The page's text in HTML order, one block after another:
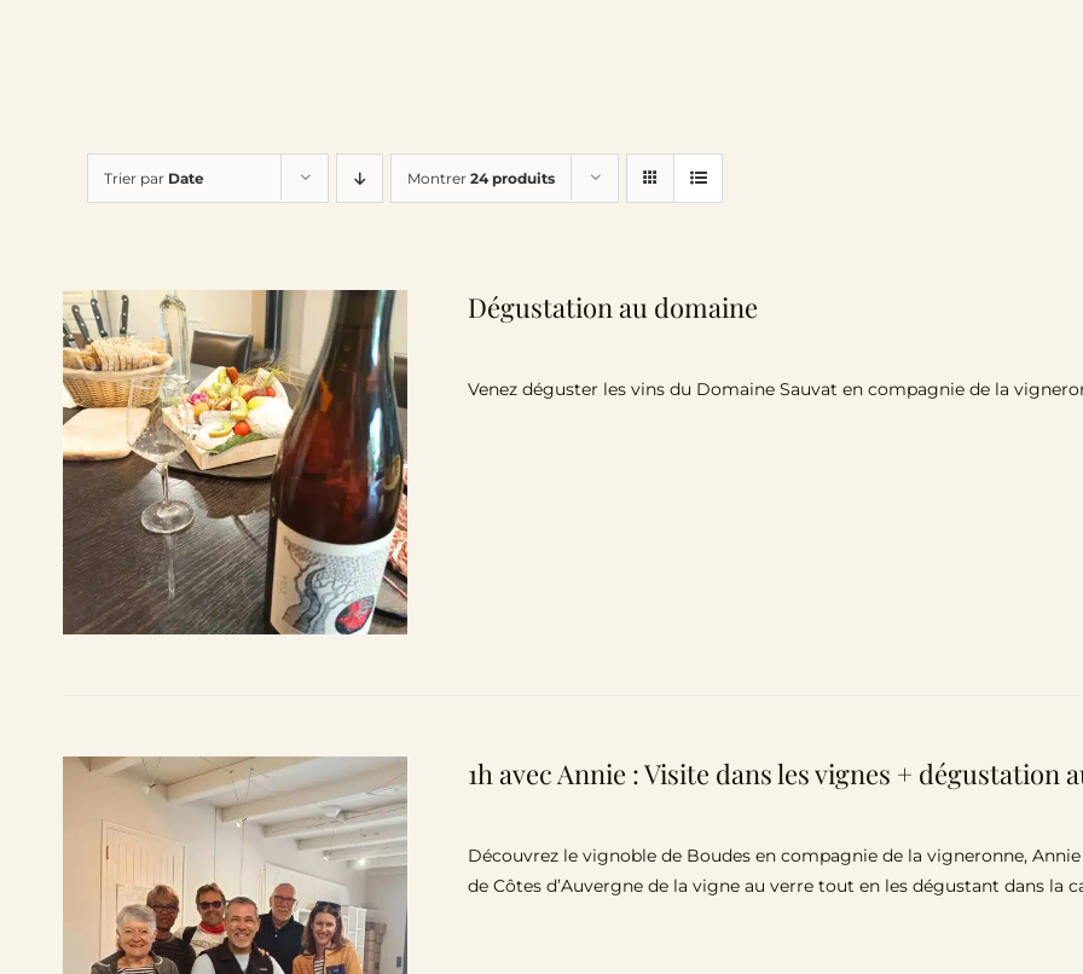
Trier par Date Montrer 24 produits
Dégustation au domaine
Venez déguster les vins du Domaine Sauvat en compagnie de la
1h avec Annie : Visite dans les vignes + dégustation
Découvrez le vignoble de Boudes en compagnie de la vigneronne,
de Côtes d’Auvergne de la vigne au verre tout en les dégustant dans la